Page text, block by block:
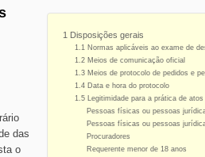
1 Disposições gerais
1.1 Normas aplicáveis ao exame de
1.2 Meios de comunicação oficial
1.3 Meios de protocolo de pedidos e
1.4 Data e hora do protocolo
1.5 Legitimidade para a prática de atos
Pessoas físicas ou pessoas
Pessoas físicas ou pessoas
Procuradores
Requerente menor de 18 anos
das
o